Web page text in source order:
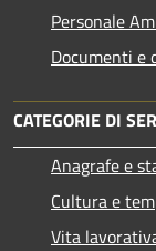
Personale
Documenti e
CATEGORIE DI
Anagrafe e
Cultura e
Vita